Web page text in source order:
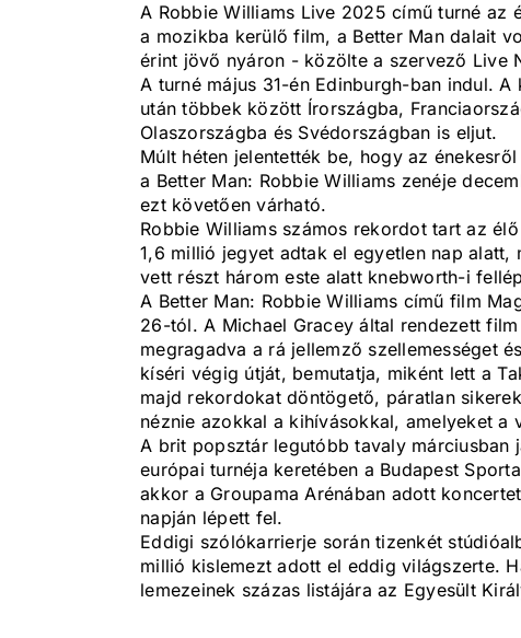
A Robbie Williams Live 2025 című turné az
a mozikba kerülő film, a Better Man dalait
érint jövő nyáron - közölte a szervező Live
A turné május 31-én Edinburgh-ban indul.
után többek között Írországba,
Olaszországba és Svédországban is eljut.
Múlt héten jelentették be, hogy az
a Better Man: Robbie Williams zenéje
ezt követően várható.
Robbie Williams számos rekordot tart az
1,6 millió jegyet adtak el egyetlen nap
vett részt három este alatt knebworth-i
A Better Man: Robbie Williams című film
26-tól. A Michael Gracey által rendezett
megragadva a rá jellemző szellemességet
kíséri végig útját, bemutatja, miként lett a
majd rekordokat döntögető, páratlan
néznie azokkal a kihívásokkal, amelyeket a
A brit popsztár legutóbb tavaly
európai turnéja keretében a Budapest
akkor a Groupama Arénában adott
napján lépett fel.
Eddigi szólókarrierje során tizenkét
millió kislemezt adott el eddig világszerte.
lemezeinek százas listájára az Egyesült